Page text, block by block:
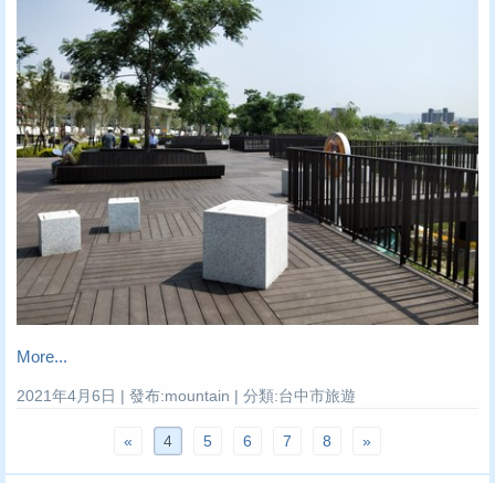
More...
2021年4月6日 | 發布:mountain | 分類:台中市旅遊
« 4 5 6 7 8 »